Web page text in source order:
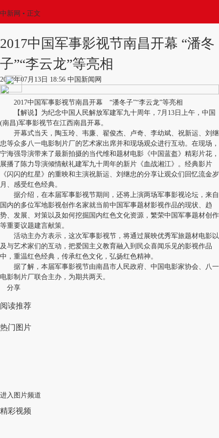
中新网 • 正文
2017中国军事影视节南昌开幕 “潘冬
子”“李云龙”等亮相
2017年07月13日 18:56 中国新闻网
2017中国军事影视节南昌开幕 “潘冬子”“李云龙”等亮相
【解说】为纪念中国人民解放军建军九十周年，7月13日上午，中国
(南昌)军事影视节在江西南昌开幕。
开幕式当天，陶玉玲、韦廉、翟俊杰、卢奇、李幼斌、祝新运、刘继
忠等众多八一电影制片厂的艺术家出席并和现场观众进行互动。在现场，
宁海强导演带来了最新拍摄的当代维和题材电影《中国蓝盔》精彩片花，
展播了陈力导演倾情献礼建军九十周年的新片《血战湘江》。经典影片
《闪闪的红星》的重映和主演祝新运、刘继忠的分享让观众们回忆流金岁
月、感受红色经典。
据介绍，在本届军事影视节期间，还将上演两场军事影视论坛，来自
国内的多位军地影视创作名家就当前中国军事题材影视作品的现状、趋
势、发展、对策以及如何挖掘国内红色文化资源，繁荣中国军事题材创作
等重要议题建言献策。
活动主办方表示，这次军事影视节，将通过展映优秀军旅题材电影以
及与艺术家们的互动，把爱国主义教育融入到民众喜闻乐见的影视作品
中，重温红色经典，传承红色文化，弘扬红色精神。
据了解，本届军事影视节由南昌市人民政府、中国电影家协会、八一
电影制片厂联合主办，为期共两天。
分享
阅读推荐
热门图片
进入图片频道
精彩视频